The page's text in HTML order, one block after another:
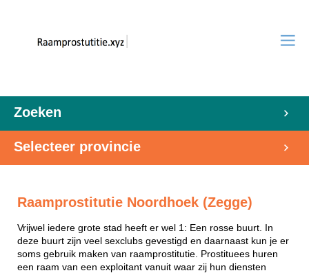
Zoeken
Selecteer provincie
Raamprostitutie Noordhoek (Zegge)
Vrijwel iedere grote stad heeft er wel 1: Een rosse buurt. In
deze buurt zijn veel sexclubs gevestigd en daarnaast kun je er
soms gebruik maken van raamprostitutie. Prostituees huren
een raam van een exploitant vanuit waar zij hun diensten